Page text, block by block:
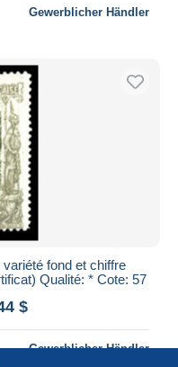
Gewerblicher Händler
fond et chiffre
Qualité: * Cote: 57
$
Gewerblicher Händler